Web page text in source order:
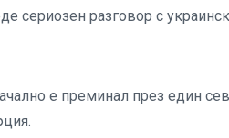
сериозен разговор с
е преминал през един